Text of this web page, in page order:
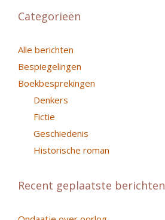
Categorieën
Alle berichten
Bespiegelingen
Boekbesprekingen
Denkers
Fictie
Geschiedenis
Historische roman
Recent geplaatste berichten